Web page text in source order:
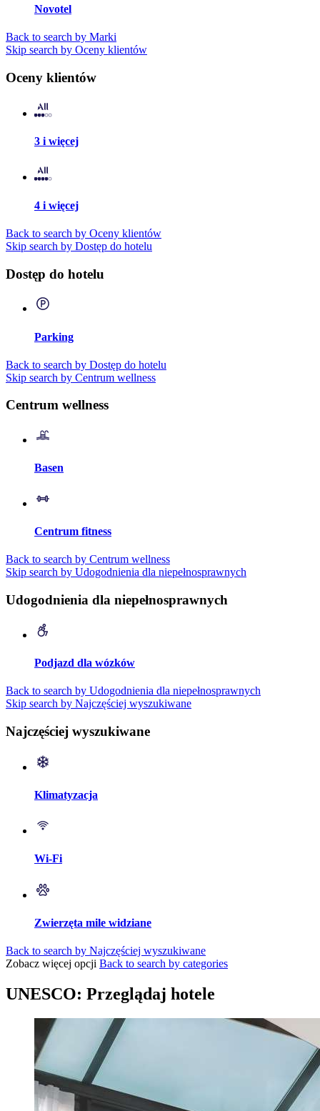
Novotel
Back to search by Marki
Skip search by Oceny klientów
Oceny klientów
3 i więcej
4 i więcej
Back to search by Oceny klientów
Skip search by Dostęp do hotelu
Dostęp do hotelu
Parking
Back to search by Dostęp do hotelu
Skip search by Centrum wellness
Centrum wellness
Basen
Centrum fitness
Back to search by Centrum wellness
Skip search by Udogodnienia dla niepełnosprawnych
Udogodnienia dla niepełnosprawnych
Podjazd dla wózków
Back to search by Udogodnienia dla niepełnosprawnych
Skip search by Najczęściej wyszukiwane
Najczęściej wyszukiwane
Klimatyzacja
Wi-Fi
Zwierzęta mile widziane
Back to search by Najczęściej wyszukiwane
Zobacz więcej opcji Back to search by categories
UNESCO: Przeglądaj hotele